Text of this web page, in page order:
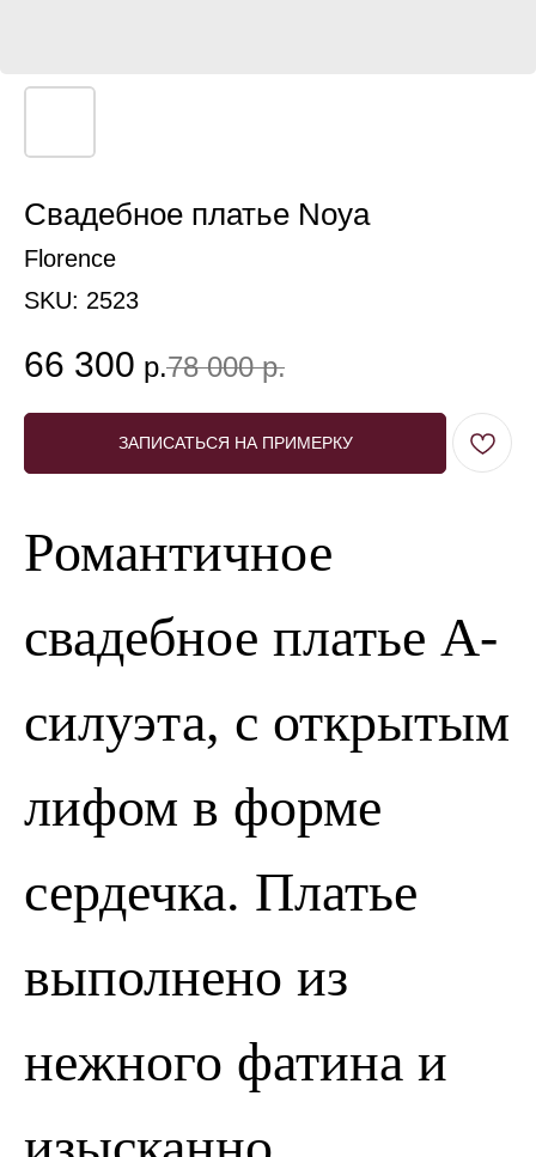
Свадебное платье Noya
Florence
SKU: 2523
66 300 р.78 000 р.
ЗАПИСАТЬСЯ НА ПРИМЕРКУ
Романтичное
свадебное платье А-
силуэта, с открытым
лифом в форме
сердечка. Платье
выполнено из
нежного фатина и